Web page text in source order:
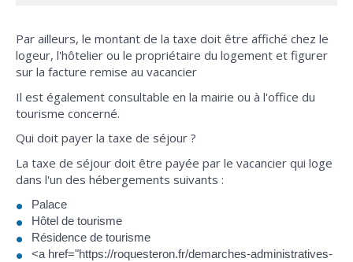
Par ailleurs, le montant de la taxe doit être affiché chez le
logeur, l'hôtelier ou le propriétaire du logement et figurer
sur la facture remise au vacancier
Il est également consultable en la mairie ou à l'office du
tourisme concerné.
Qui doit payer la taxe de séjour ?
La taxe de séjour doit être payée par le vacancier qui loge
dans l'un des hébergements suivants :
Palace
Hôtel de tourisme
Résidence de tourisme
<a href="https://roquesteron.fr/demarches-administratives-